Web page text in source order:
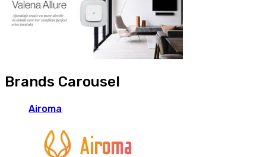
Brands Carousel
Airoma